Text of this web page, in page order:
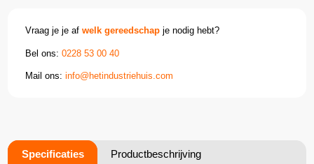
Vraag je je afwelk gereedschap je nodig hebt?
Bel ons:0228 53 00 40
Mail ons:info@hetindustriehuis.com
Specificaties Productbeschrijving